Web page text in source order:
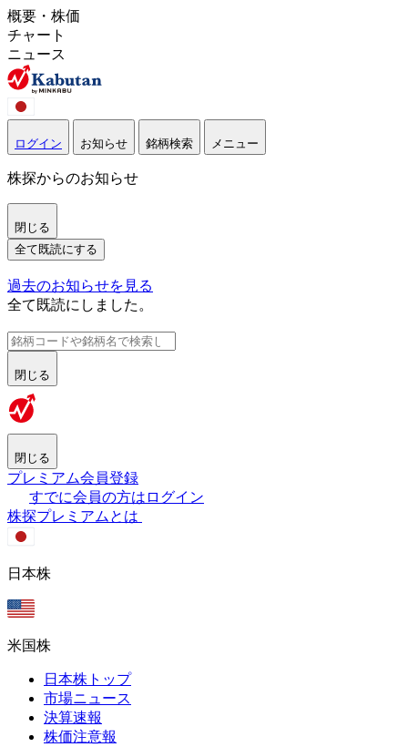
概要・株価
チャート
ニュース
ログイン お知らせ 銘柄検索 メニュー
株探からのお知らせ
閉じる
全て既読にする
過去のお知らせを見る
全て既読にしました。
閉じる
閉じる
プレミアム会員登録
すでに会員の方はログイン
株探プレミアムとは
日本株
米国株
日本株トップ
市場ニュース
決算速報
株価注意報